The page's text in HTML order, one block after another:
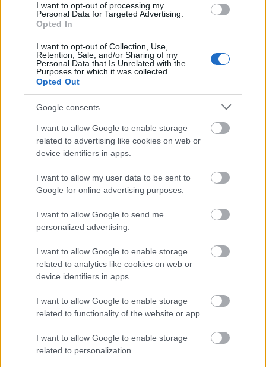
I want to opt-out of processing my
Personal Data for Targeted Advertising.
Opted In
I want to opt-out of Collection, Use,
Retention, Sale, and/or Sharing of my
Personal Data that Is Unrelated with the
Purposes for which it was collected.
Opted Out
Google consents
I want to allow Google to enable storage
related to advertising like cookies on web or
device identifiers in apps.
I want to allow my user data to be sent to
Google for online advertising purposes.
I want to allow Google to send me
personalized advertising.
I want to allow Google to enable storage
related to analytics like cookies on web or
device identifiers in apps.
I want to allow Google to enable storage
related to functionality of the website or app.
I want to allow Google to enable storage
related to personalization.
- Vasárnap [2019.03.03.] "Ezt mondja
a Seregek Ura: Igazságos ítéletet
hozzatok, szeretettel és irgalmasan
bánjatok egymással!"
Andreas•2019. március 03.
&#0;&#0;&#0;&#0;&#0;&#0;&#0;&#0;&#0; *
MINDEN NAPRA: 1 MONDATBAN IS; 2 KIÍRT
ÚTMUTATÓ IGE; 3*Protestáns-
RÚF*Károli*Katolikus*FORDÍTÁSBAN*HANGZÓ
ÖRÖMHÍRTÁR*
*** http://utmutato.blog.hu ***…
- Kedd [2016.02.16.] "Annak a
szövetségnek a vére ez, amelyet az
ÚR kötött veletek!"
Andreas •2016. február 16.
&#0;&#0;&#0;&#0;&#0;&#0;&#0;&#0;&#0; *
MINDEN NAPRA: 1 MONDATBAN IS; 2 KIÍRT